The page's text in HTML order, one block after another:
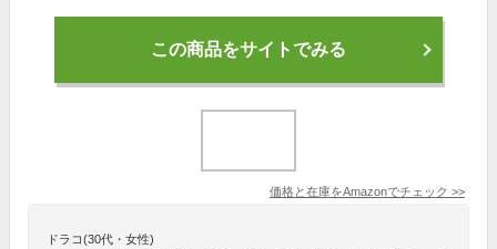
この商品をサイトでみる
価格と在庫をAmazonでチェック >>
ドラコ(30代・女性)